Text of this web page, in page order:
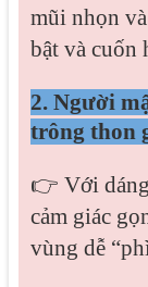
mũi nhọn
bật và cuốn
2. Người
trông thon
👉 Với
cảm giác
vùng dễ